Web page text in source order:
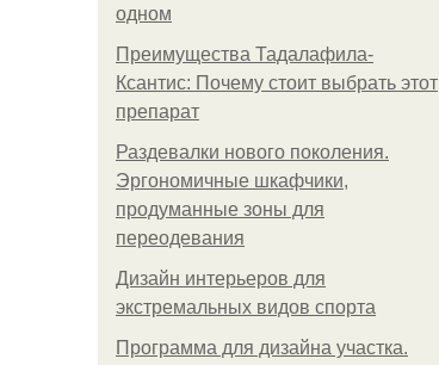
одном
Преимущества Тадалафила-
Ксантис: Почему стоит выбрать этот
препарат
Раздевалки нового поколения.
Эргономичные шкафчики,
продуманные зоны для
переодевания
Дизайн интерьеров для
экстремальных видов спорта
Программа для дизайна участка.